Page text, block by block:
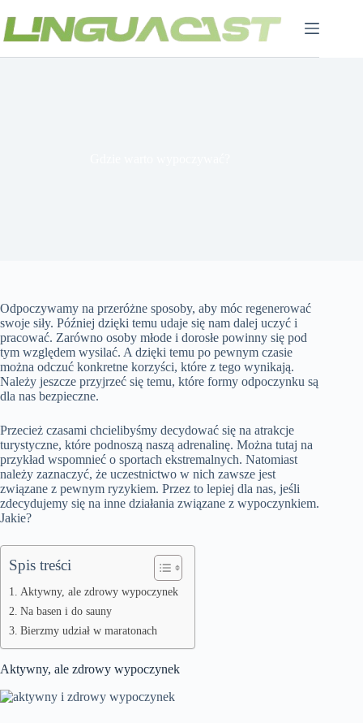
do
treści
Odpoczywamy na przeróżne sposoby, aby móc regenerować
swoje siły. Później dzięki temu udaje się nam dalej uczyć i
pracować. Zarówno osoby młode i dorosłe powinny się pod
tym względem wysilać. A dzięki temu po pewnym czasie
można odczuć konkretne korzyści, które z tego wynikają.
Należy jeszcze przyjrzeć się temu, które formy odpoczynku są
dla nas bezpieczne.
Przecież czasami chcielibyśmy decydować się na atrakcje
turystyczne, które podnoszą naszą adrenalinę. Można tutaj na
przykład wspomnieć o sportach ekstremalnych. Natomiast
należy zaznaczyć, że uczestnictwo w nich zawsze jest
związane z pewnym ryzykiem. Przez to lepiej dla nas, jeśli
zdecydujemy się na inne działania związane z wypoczynkiem.
Jakie?
Spis treści
Aktywny, ale zdrowy wypoczynek
Na basen i do sauny
Bierzmy udział w maratonach
Aktywny, ale zdrowy wypoczynek